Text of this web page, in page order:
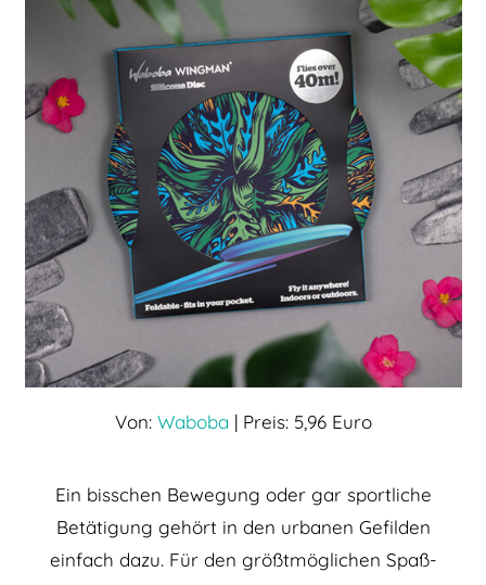
Von: Waboba | Preis: 5,96 Euro
Ein bisschen Bewegung oder gar sportliche
Betätigung gehört in den urbanen Gefilden
einfach dazu. Für den größtmöglichen Spaß-